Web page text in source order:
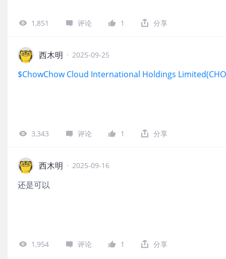
1,851 评论 1 分享
西木明 · 2025-09-25
$ChowChow Cloud International Holdings
3,343 评论 1 分享
西木明 · 2025-09-16
还是可以
1,954 评论 1 分享